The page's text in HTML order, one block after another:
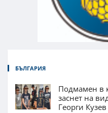
БЪЛГАРИЯ
Подмамен в
заснет на
Георги